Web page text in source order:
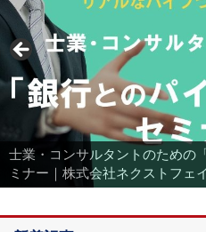
融資支援ノウハウ修得セミナー
士業・コンサルタントのための
ミナー｜株式会社ネクストフェ
税理士料金表サンプル無料プレ
イズ
認定支援機関アピールサンプル
社ネクストフェイズ
ネクストフェイズ代表ごあいさつ